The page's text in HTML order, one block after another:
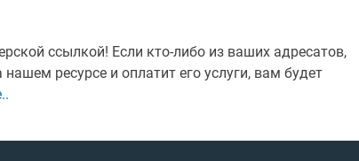
ссылкой! Если кто-либо из ваших адресатов,
ресурсе и оплатит его услуги, вам будет